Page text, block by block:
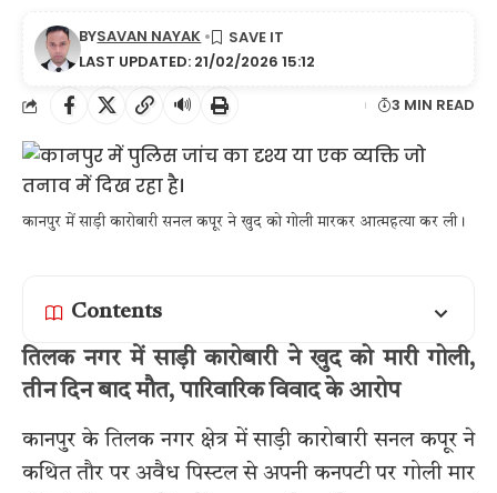
LAST UPDATED: 21/02/2026 15:12
BYSAVAN NAYAK
🔊 3 MIN READ
कानपुर में साड़ी कारोबारी सनल कपूर ने खुद को गोली मारकर आत्महत्या कर ली।
Contents
तिलक नगर में साड़ी कारोबारी ने खुद को मारी गोली,
तीन दिन बाद मौत, पारिवारिक विवाद के आरोप
कानपुर के तिलक नगर क्षेत्र में साड़ी कारोबारी सनल कपूर ने
कथित तौर पर अवैध पिस्टल से अपनी कनपटी पर गोली मार